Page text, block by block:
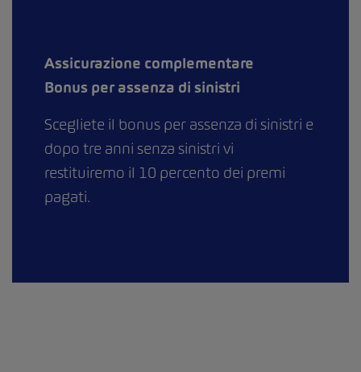
Assicurazione complementare
Bonus per assenza di sinistri
Scegliete il bonus per assenza di sinistri e
dopo tre anni senza sinistri vi
restituiremo il 10 percento dei premi
pagati.